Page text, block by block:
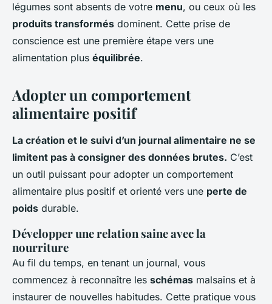
légumes sont absents de votre menu, ou ceux où les
produits transformés dominent. Cette prise de
conscience est une première étape vers une
alimentation plus équilibrée.
Adopter un comportement
alimentaire positif
La création et le suivi d’un journal alimentaire ne se
limitent pas à consigner des données brutes. C’est
un outil puissant pour adopter un comportement
alimentaire plus positif et orienté vers une perte de
poids durable.
Développer une relation saine avec la
nourriture
Au fil du temps, en tenant un journal, vous
commencez à reconnaître les schémas malsains et à
instaurer de nouvelles habitudes. Cette pratique vous